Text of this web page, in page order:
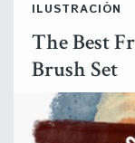
ILUSTRACIÓN
The Best
Brush Set